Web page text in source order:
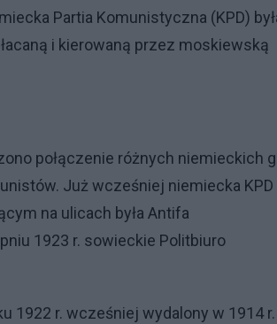
Partia Komunistyczna (KPD)
i kierowaną przez moskiewską
połączenie różnych niemieckich
Już wcześniej niemiecka KPD
na ulicach była Antifa
1923 r. sowieckie Politbiuro
1922 r. wcześniej wydalony w 1914